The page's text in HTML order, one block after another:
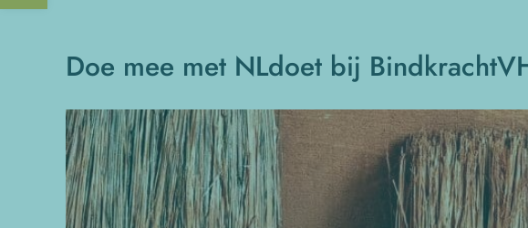
Doe mee met NLdoet bij
Bekijk
grotere
afbeelding